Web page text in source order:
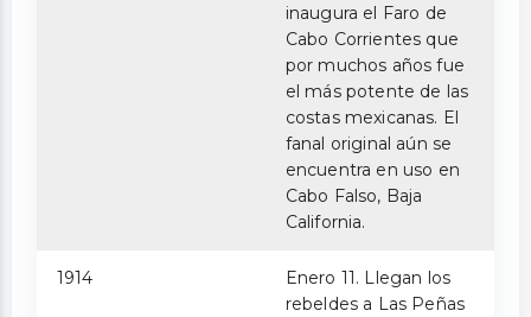
inaugura el Faro de
Cabo Corrientes que
por muchos años fue
el más potente de las
costas mexicanas. El
fanal original aún se
encuentra en uso en
Cabo Falso, Baja
California.
1914
Enero 11. Llegan los
rebeldes a Las Peñas